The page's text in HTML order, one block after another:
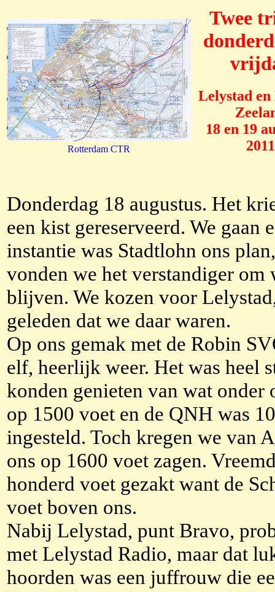
Rotterdam CTR
Twee
Lelystad
18 en 19
2011
Donderdag 18 augustus. Het
een kist gereserveerd. We gaan
instantie was Stadtlohn ons
vonden we het verstandiger
blijven. We kozen voor
geleden dat we daar waren.
Op ons gemak met de Robin
elf, heerlijk weer. Het was heel
konden genieten van wat
op 1500 voet en de QNH was
ingesteld. Toch kregen we van
ons op 1600 voet zagen.
honderd voet gezakt want de
voet boven ons.
Nabij Lelystad, punt Bravo,
met Lelystad Radio, maar dat
hoorden was een juffrouw die